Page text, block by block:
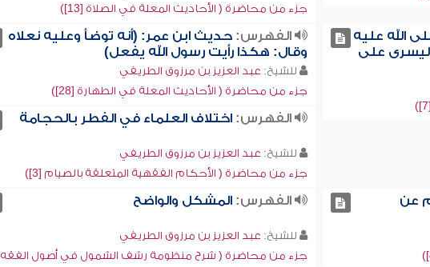
جزء من محاضرة ( الأحاديث المعلة في الصلاة [13])
الله عليه
على
الفهرس: حديث ابن عمر: (أنه توضأ وعليه نعلاه
وقال: هكذا رأيت رسول الله يفعل)
للشيخ: عبد العزيز بن مرزوق الطريفي
جزء من محاضرة ( الأحاديث المعلة في الطهارة [28])
الفهرس: اختلاف العلماء في الفطر بالحجامة
للشيخ: عبد العزيز بن مرزوق الطريفي
جزء من محاضرة ( الأحكام الفقهية المتعلقة بالصيام [3])
عن
الفهرس: المشكل والواضح
للشيخ: عبد العزيز بن مرزوق الطريفي
جزء من محاضرة ( شرح منظومة رشف الشمول في أصول الفقه